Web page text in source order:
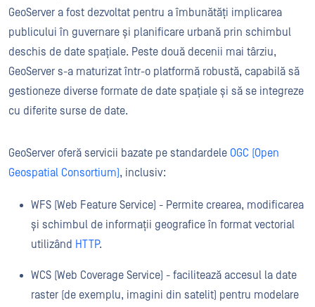
GeoServer a fost dezvoltat pentru a îmbunătăți implicarea
publicului în guvernare și planificare urbană prin schimbul
deschis de date spațiale. Peste două decenii mai târziu,
GeoServer s-a maturizat într-o platformă robustă, capabilă să
gestioneze diverse formate de date spațiale și să se integreze
cu diferite surse de date.
GeoServer oferă servicii bazate pe standardele OGC (Open
Geospatial Consortium), inclusiv:
WFS (Web Feature Service) - Permite crearea, modificarea
și schimbul de informații geografice în format vectorial
utilizând HTTP.
WCS (Web Coverage Service) - facilitează accesul la date
raster (de exemplu, imagini din satelit) pentru modelare